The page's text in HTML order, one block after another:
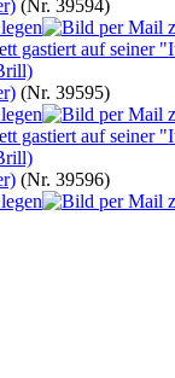
(Nr. 39594)
(Nr. 39595)
(Nr. 39596)